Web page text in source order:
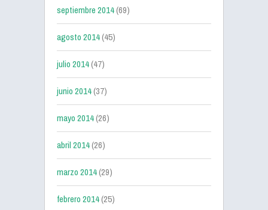
septiembre 2014(69)
agosto 2014(45)
julio 2014(47)
junio 2014(37)
mayo 2014(26)
abril 2014(26)
marzo 2014(29)
febrero 2014(25)